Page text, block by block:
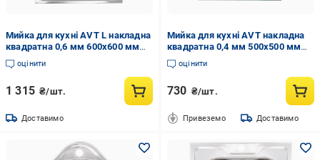
Мийка для кухні AVT L накладна
квадратна 0,6 мм 600x600 мм
Хром (AVT-М-63/1)
оцінити
1 315 ₴/шт.
Доставимо
Мийка для кухні AVT накладна
квадратна 0,4 мм 500x500 мм
Хром (AVT-М-50)
оцінити
730 ₴/шт.
Привеземо Доставимо